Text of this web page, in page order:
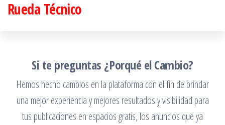
SaltarRueda Técnico
Si te preguntas ¿Porqué el Cambio?
Hemos hecho cambios en la plataforma con el fin de brindar
una mejor experiencia y mejores resultados y visibilidad para
tus publicaciones en espacios gratis, los anuncios que ya